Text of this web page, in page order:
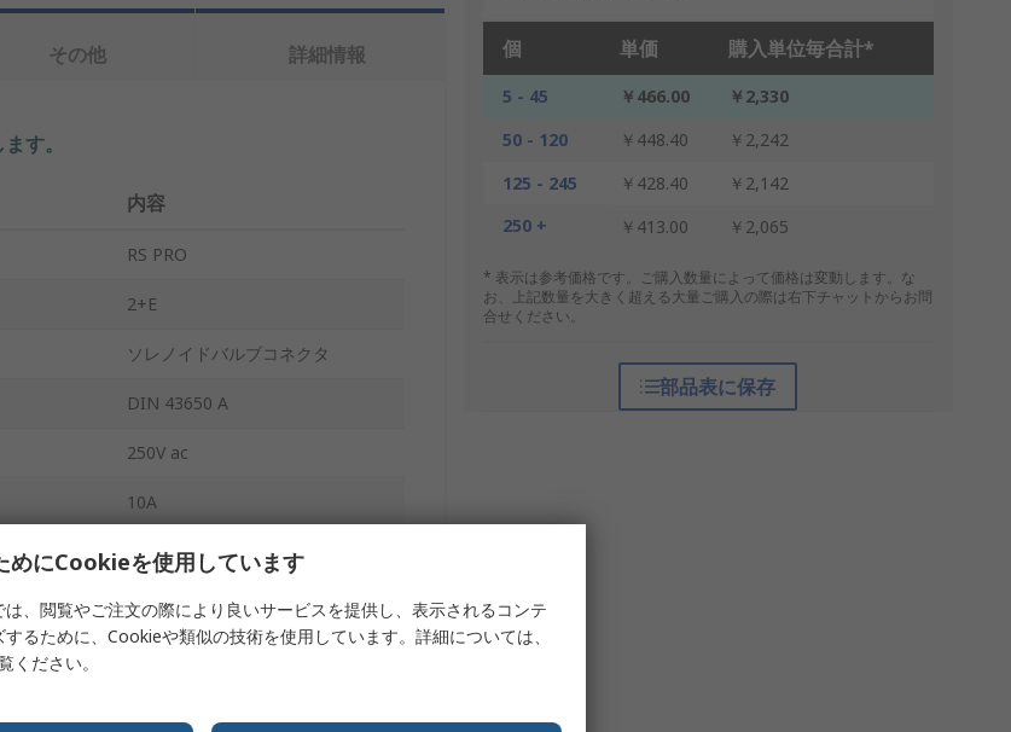
個 単価 購入単位毎合計*
5 - 45 ￥466.00
￥2,330
50 - 120
￥448.40
￥2,242
125 - 245
￥428.40
￥2,142
250 +
￥413.00 ￥2,065
* 表示は参考価格です。ご購入数量によって価格は変動します。な
お、上記数量を大きく超える大量ご購入の際は右下チャットからお問
合せください。
部品表に保存
その他 詳細情報
す。
内容
RS PRO
2+E
ソレノイドバルブコネクタ
DIN 43650 A
250V ac
10A
錫
メス
いいえ
めにCookieを使用しています
、閲覧やご注文の際により良いサービスを提供し、表示されるコンテ
るために、Cookieや類似の技術を使用しています。詳細については、
ください。